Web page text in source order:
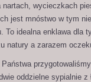
wycieczkach
jest mnóstwo w tym
To idealna enklawa dla
natury a zarazem
oddzielne sypialnie z